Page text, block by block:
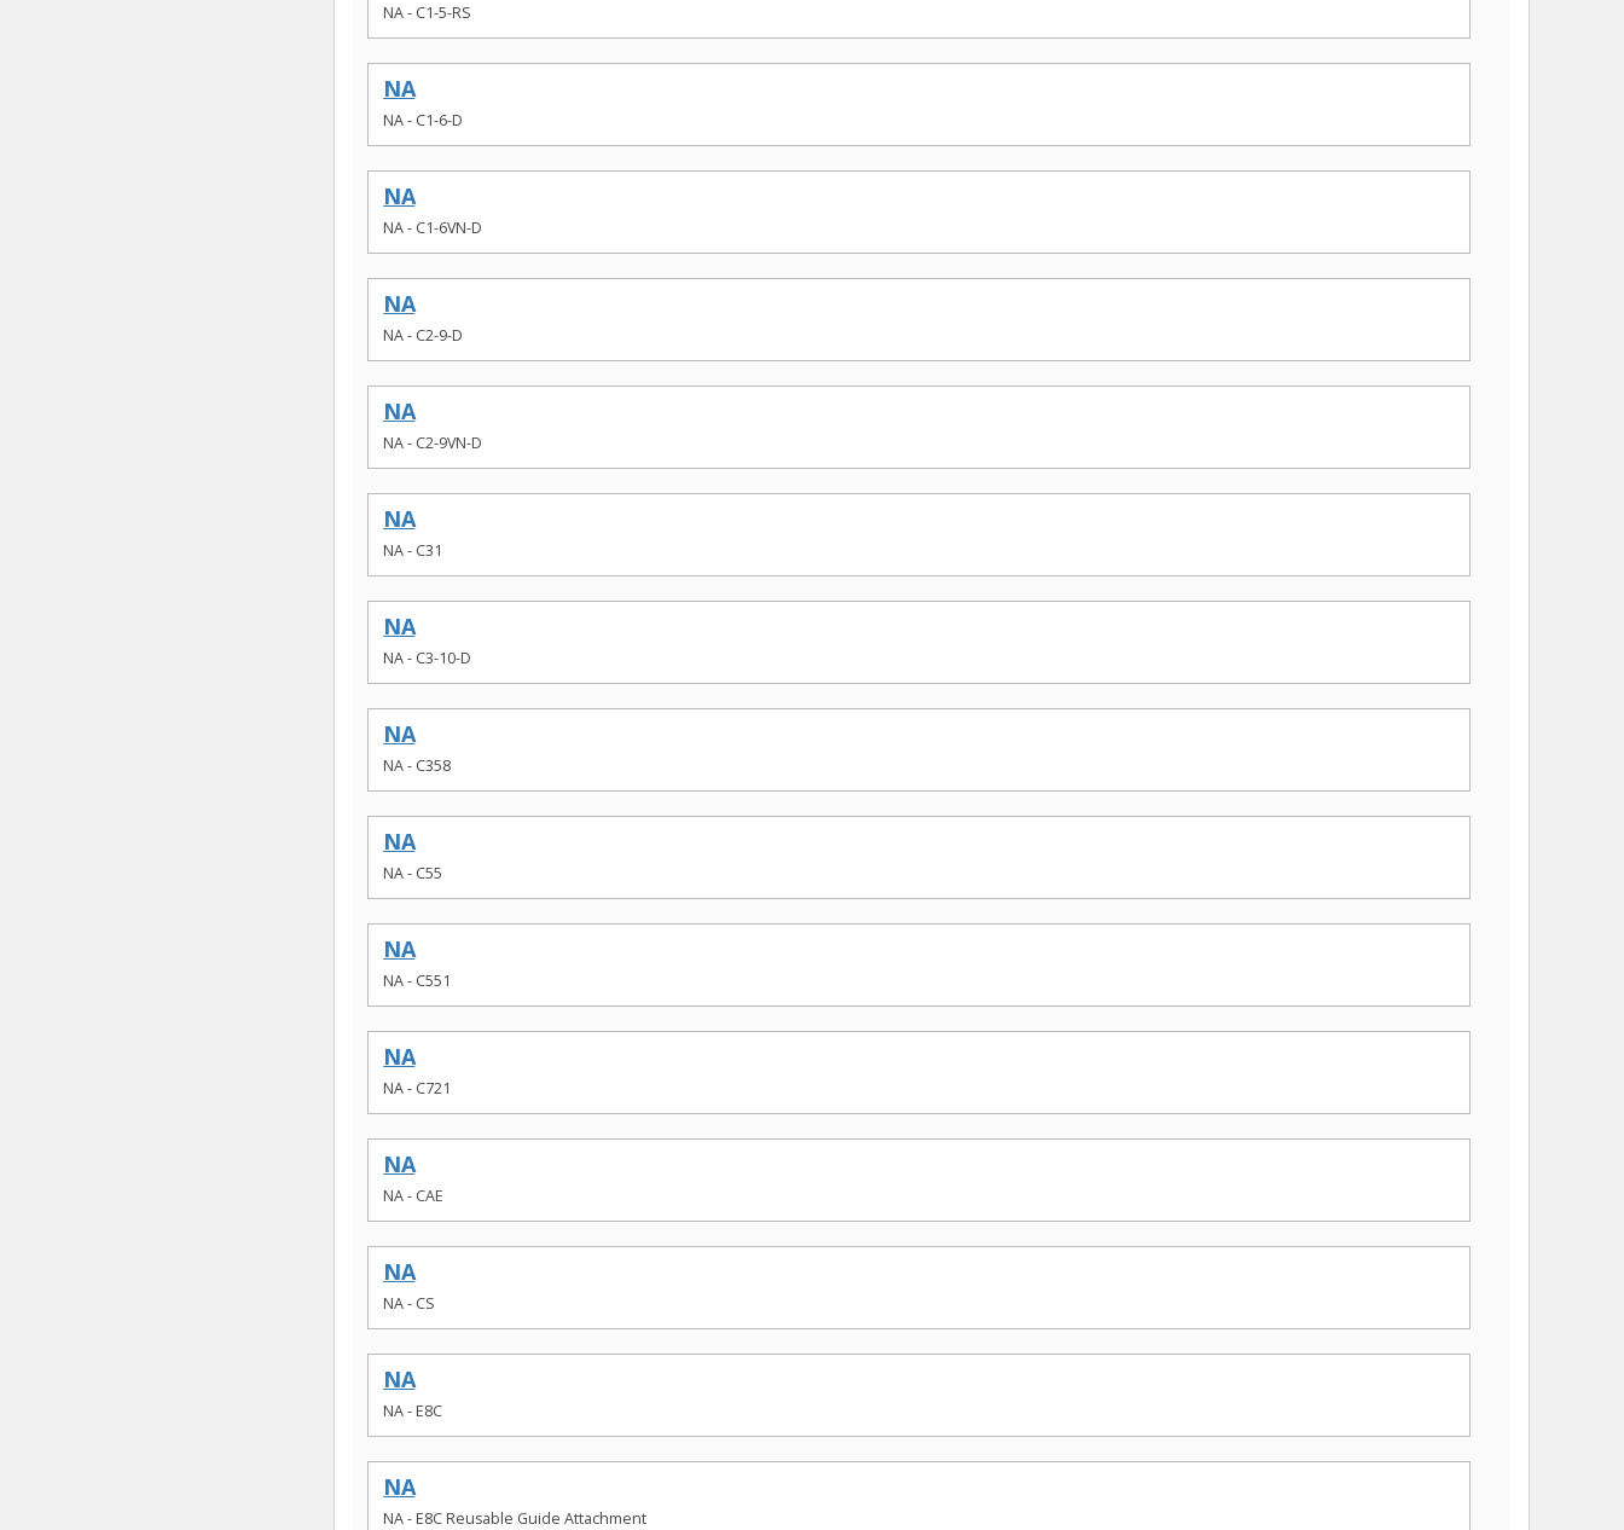
NA - C1-5-RS
NA
NA - C1-6-D
NA
NA - C1-6VN-D
NA
NA - C2-9-D
NA
NA - C2-9VN-D
NA
NA - C31
NA
NA - C3-10-D
NA
NA - C358
NA
NA - C55
NA
NA - C551
NA
NA - C721
NA
NA - CAE
NA
NA - CS
NA
NA - E8C
NA
NA - E8C Reusable Guide Attachment